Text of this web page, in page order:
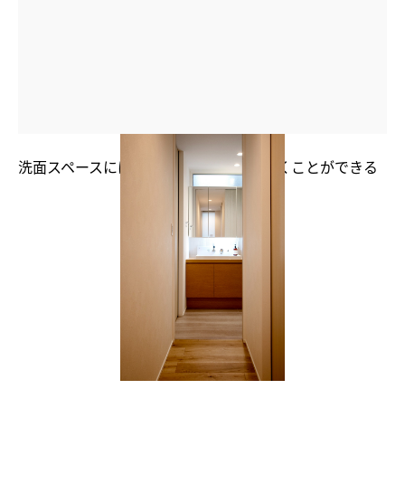
洗面スペースには玄関ホールから直接行くことができる